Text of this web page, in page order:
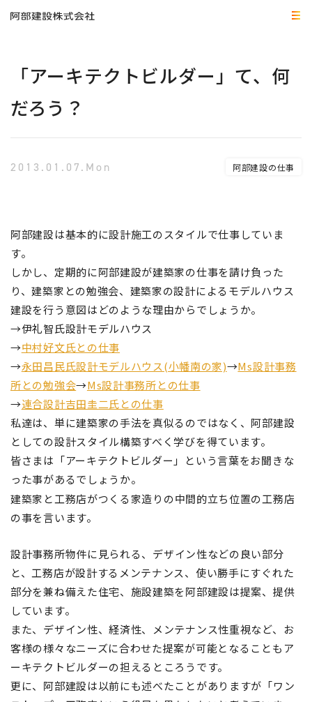
「アーキテクトビルダー」て、何
だろう？
2013.01.07.Mon 阿部建設の仕事
阿部建設は基本的に設計施工のスタイルで仕事していま
す。
しかし、定期的に阿部建設が建築家の仕事を請け負った
り、建築家との勉強会、建築家の設計によるモデルハウス
建設を行う意図はどのような理由からでしょうか。
→伊礼智氏設計モデルハウス
→中村好文氏との仕事
→永田昌民氏設計モデルハウス(小幡南の家)→Ms設計事務
所との勉強会→Ms設計事務所との仕事
→連合設計吉田圭二氏との仕事
私達は、単に建築家の手法を真似るのではなく、阿部建設
としての設計スタイル構築すべく学びを得ています。
皆さまは「アーキテクトビルダー」という言葉をお聞きな
った事があるでしょうか。
建築家と工務店がつくる家造りの中間的立ち位置の工務店
の事を言います。
設計事務所物件に見られる、 デザイン性などの良い部分
と、工務店が設計するメンテナンス、使い勝手にすぐれた
部分を兼ね備えた住宅、施設建築を阿部建設は提案、提供
しています。
また、デザイン性、経済性、メンテナンス性重視など、お
客様の様々なニーズに合わせた提案が可能となることもア
ーキテクトビルダーの担えるところうです。
更に、阿部建設は以前にも述べたことがありますが「ワン